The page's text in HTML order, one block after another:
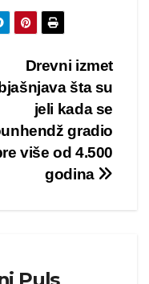
Drevni izmet
šta su
jeli kada se
gradio
više od 4.500
godina
Puls